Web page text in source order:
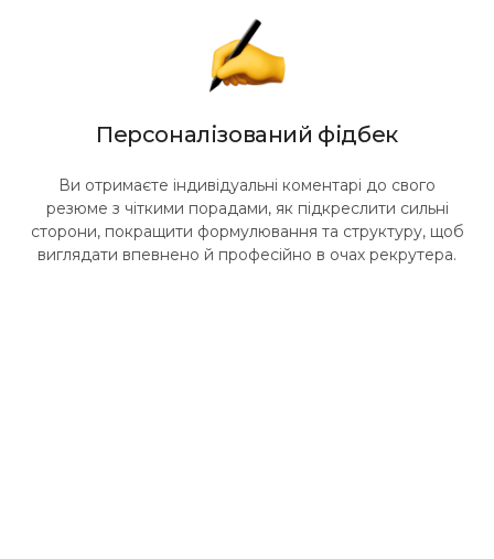
Персоналізований фідбек
Ви отримаєте індивідуальні коментарі до свого
резюме з чіткими порадами, як підкреслити сильні
сторони, покращити формулювання та структуру, щоб
виглядати впевнено й професійно в очах рекрутера.